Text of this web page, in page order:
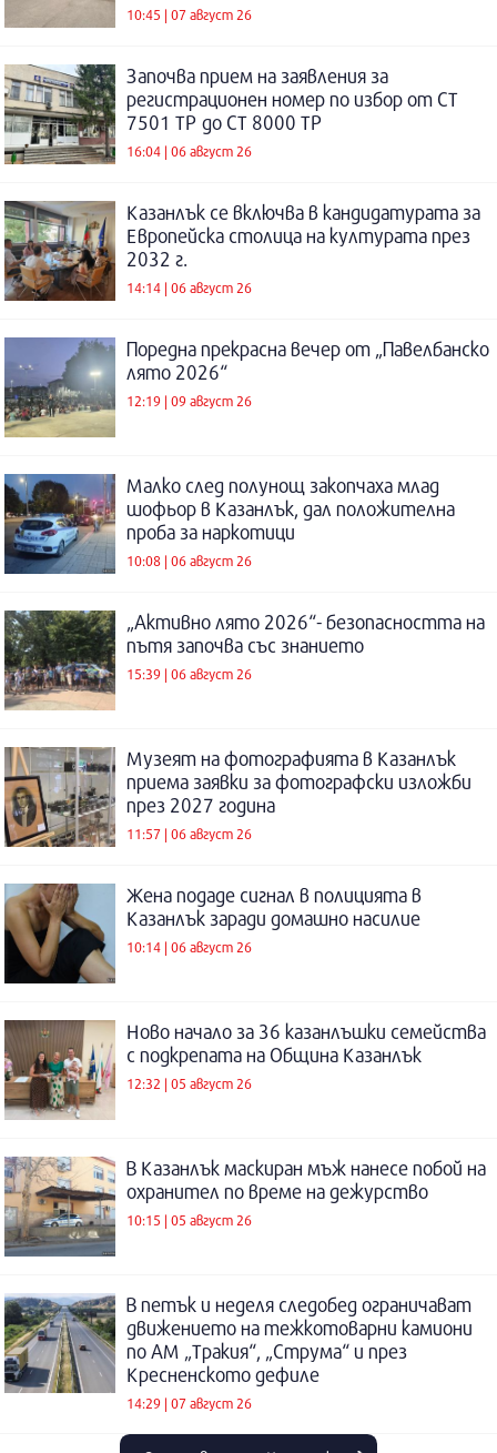
10:45 | 07 август 26
Започва прием на заявления за
регистрационен номер по избор от СТ
7501 ТР до СТ 8000 ТР
16:04 | 06 август 26
Казанлък се включва в кандидатурата за
Европейска столица на културата през
2032 г.
14:14 | 06 август 26
Поредна прекрасна вечер от „Павелбанско
лято 2026“
12:19 | 09 август 26
Малко след полунощ закопчаха млад
шофьор в Казанлък, дал положителна
проба за наркотици
10:08 | 06 август 26
„Активно лято 2026“- безопасността на
пътя започва със знанието
15:39 | 06 август 26
Музеят на фотографията в Казанлък
приема заявки за фотографски изложби
през 2027 година
11:57 | 06 август 26
Жена подаде сигнал в полицията в
Казанлък заради домашно насилие
10:14 | 06 август 26
Ново начало за 36 казанлъшки семейства
с подкрепата на Община Казанлък
12:32 | 05 август 26
В Казанлък маскиран мъж нанесе побой на
охранител по време на дежурство
10:15 | 05 август 26
В петък и неделя следобед ограничават
движението на тежкотоварни камиони
по АМ „Тракия“, „Струма“ и през
Кресненското дефиле
14:29 | 07 август 26